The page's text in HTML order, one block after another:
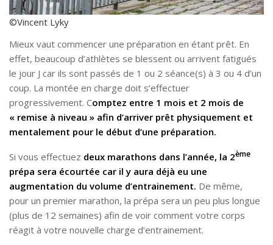
©Vincent Lyky
Mieux vaut commencer une préparation en étant prêt. En
effet, beaucoup d’athlètes se blessent ou arrivent fatigués
le jour J car ils sont passés de 1 ou 2 séance(s) à 3 ou 4 d’un
coup. La montée en charge doit s’effectuer
progressivement. Comptez entre 1 mois et 2 mois de
« remise à niveau » afin d’arriver prêt physiquement et
mentalement pour le début d’une préparation.
Si vous effectuez deux marathons dans l’année, la 2ème
prépa sera écourtée car il y aura déjà eu une
augmentation du volume d’entrainement. De même,
pour un premier marathon, la prépa sera un peu plus longue
(plus de 12 semaines) afin de voir comment votre corps
réagit à votre nouvelle charge d’entrainement.